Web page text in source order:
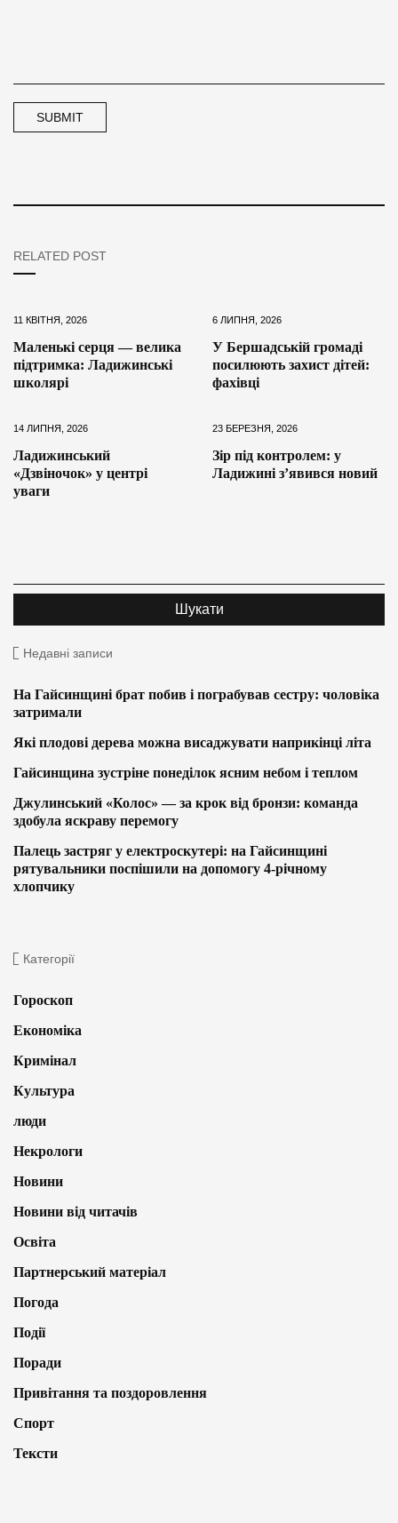
RELATED POST
11 КВІТНЯ, 2026
Маленькі серця — велика
підтримка: Ладижинські
школярі
6 ЛИПНЯ, 2026
У Бершадській громаді
посилюють захист дітей:
фахівці
14 ЛИПНЯ, 2026
Ладижинський
«Дзвіночок» у центрі
уваги
23 БЕРЕЗНЯ, 2026
Зір під контролем: у
Ладижині з’явився новий
Недавні записи
На Гайсинщині брат побив і пограбував сестру: чоловіка
затримали
Які плодові дерева можна висаджувати наприкінці літа
Гайсинщина зустріне понеділок ясним небом і теплом
Джулинський «Колос» — за крок від бронзи: команда
здобула яскраву перемогу
Палець застряг у електроскутері: на Гайсинщині
рятувальники поспішили на допомогу 4-річному
хлопчику
Категорії
Гороскоп
Економіка
Кримінал
Культура
люди
Некрологи
Новини
Новини від читачів
Освіта
Партнерський матеріал
Погода
Події
Поради
Привітання та поздоровлення
Спорт
Тексти